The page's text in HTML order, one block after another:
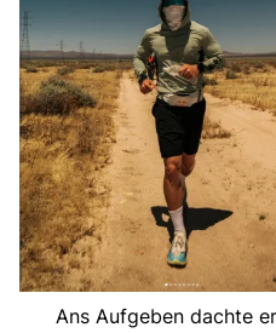
Ans Aufgeben dachte